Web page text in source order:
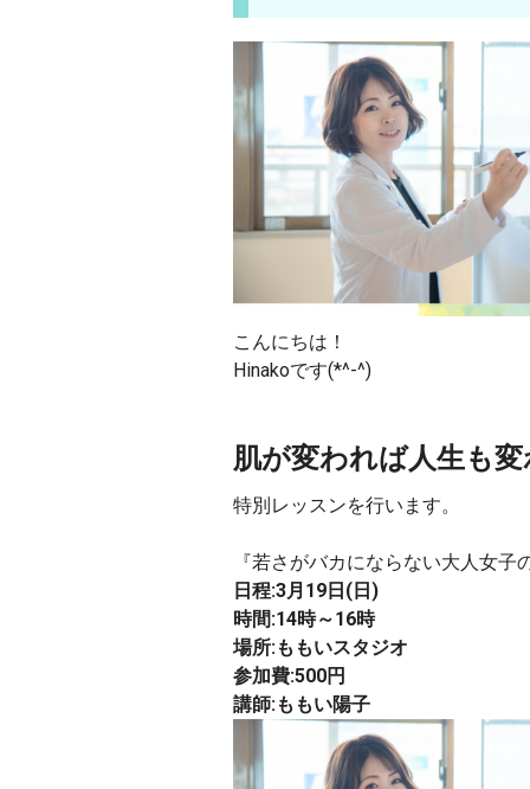
こんにちは！
Hinakoです(*^-^)
肌が変われば人生も
特別レッスンを行います。
『若さがバカにならない大人女子
日程:3月19日(日)
時間:14時～16時
場所:ももいスタジオ
参加費:500円
講師:ももい陽子